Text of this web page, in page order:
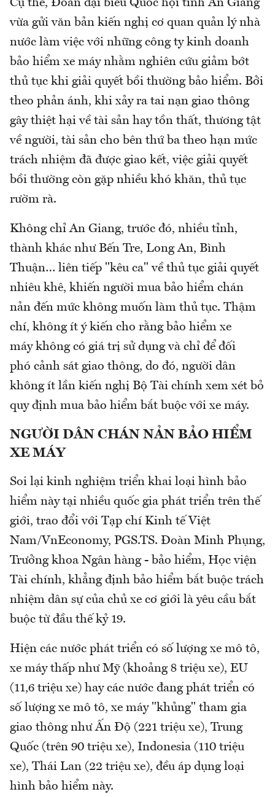
Cụ thể, Đoàn đại biểu Quốc hội tỉnh An Giang
vừa gửi văn bản kiến nghị cơ quan quản lý nhà
nước làm việc với những công ty kinh doanh
bảo hiểm xe máy nhằm nghiên cứu giảm bớt
thủ tục khi giải quyết bồi thường bảo hiểm. Bởi
theo phản ánh, khi xảy ra tai nạn giao thông
gây thiệt hại về tài sản hay tồn thất, thương tật
về người, tài sản cho bên thứ ba theo hạn mức
trách nhiệm đã được giao kết, việc giải quyết
bồi thường còn gặp nhiều khó khăn, thủ tục
rườm rà.
Không chỉ An Giang, trước đó, nhiều tỉnh,
thành khác như Bến Tre, Long An, Bình
Thuận… liên tiếp "kêu ca" về thủ tục giải quyết
nhiêu khê, khiến người mua bảo hiểm chán
nản đến mức không muốn làm thủ tục. Thậm
chí, không ít ý kiến cho rằng bảo hiểm xe
máy không có giá trị sử dụng và chỉ để đối
phó cảnh sát giao thông, do đó, người dân
không ít lần kiến nghị Bộ Tài chính xem xét bỏ
quy định mua bảo hiểm bắt buộc với xe máy.
NGƯỜI DÂN CHÁN NẢN BẢO HIỂM
XE MÁY
Soi lại kinh nghiệm triển khai loại hình bảo
hiểm này tại nhiều quốc gia phát triển trên thế
giới, trao đổi với Tạp chí Kinh tế Việt
Nam/VnEconomy, PGS.TS. Đoàn Minh Phụng,
Trưởng khoa Ngân hàng - bảo hiểm, Học viện
Tài chính, khẳng định bảo hiểm bắt buộc trách
nhiệm dân sự của chủ xe cơ giới là yêu cầu bắt
buộc từ đầu thế kỷ 19.
Hiện các nước phát triển có số lượng xe mô tô,
xe máy thấp như Mỹ (khoảng 8 triệu xe), EU
(11,6 triệu xe) hay các nước đang phát triển có
số lượng xe mô tô, xe máy "khủng" tham gia
giao thông như Ấn Độ (221 triệu xe), Trung
Quốc (trên 90 triệu xe), Indonesia (110 triệu
xe), Thái Lan (22 triệu xe), đều áp dụng loại
hình bảo hiểm này.